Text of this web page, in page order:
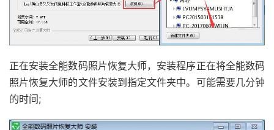
正在安装全能数码照片恢复大师，安装程序正在将全能数码
照片恢复大师的文件安装到指定文件夹中。可能需要几分钟
的时间;